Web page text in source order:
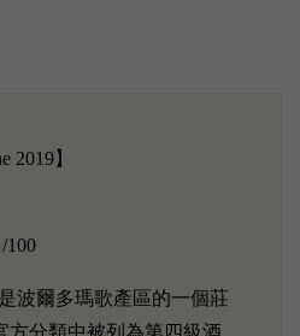
2019】
100
是波爾多瑪歌產區的一個莊
方分類中被列為第四級酒